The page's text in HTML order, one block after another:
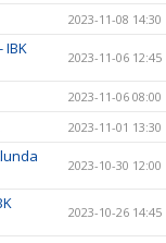
2023-11-08 14:30
IBK
2023-11-06 12:45
2023-11-06 08:00
2023-11-01 13:30
2023-10-30 12:00
2023-10-26 14:45